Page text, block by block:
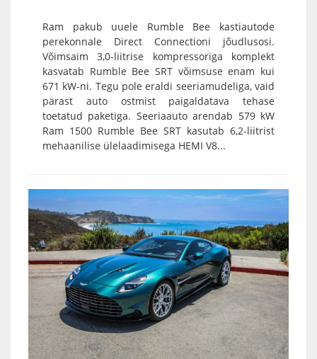
Ram pakub uuele Rumble Bee kastiautode
perekonnale Direct Connectioni jõudlusosi.
Võimsaim 3,0-liitrise kompressoriga komplekt
kasvatab Rumble Bee SRT võimsuse enam kui
671 kW-ni. Tegu pole eraldi seeriamudeliga, vaid
pärast auto ostmist paigaldatava tehase
toetatud paketiga. Seeriaauto arendab 579 kW
Ram 1500 Rumble Bee SRT kasutab 6,2-liitrist
mehaanilise ülelaadimisega HEMI V8...